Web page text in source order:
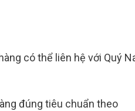
có thể liên hệ với Quý
đúng tiêu chuẩn theo